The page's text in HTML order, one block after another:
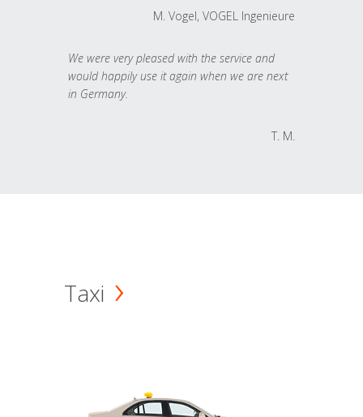
M. Vogel, VOGEL Ingenieure
We were very pleased with the service and
would happily use it again when we are next
in Germany.
T. M.
Taxi